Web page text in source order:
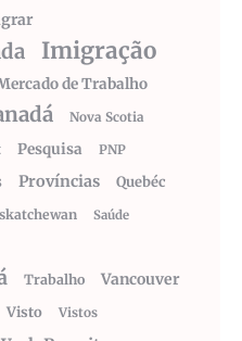
Imigração
de Trabalho
Nova Scotia
Pesquisa PNP
Províncias
Quebéc
Saúde
Trabalho Vancouver
Visto Vistos